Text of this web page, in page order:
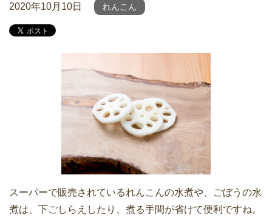
2020年10月10日 れんこん
スーパーで販売されているれんこんの水煮や、ごぼうの水
煮は、下ごしらえしたり、煮る手間が省けて便利ですね。